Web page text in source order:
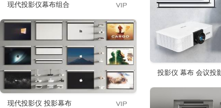
现代投影仪幕布组合
现代投影仪 投影幕布
投影仪 幕布 会议投